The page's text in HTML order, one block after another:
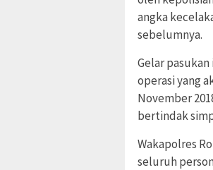
angka
sebelumnya.
Gelar
operasi yang
November
bertindak
Wakapolres
seluruh